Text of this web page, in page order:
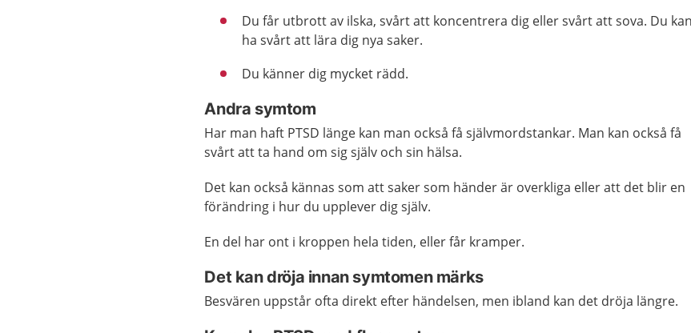
Du får utbrott av ilska, svårt att koncentrera dig eller svårt att sova. Du kan
ha svårt att lära dig nya saker.
Du känner dig mycket rädd.
Andra symtom
Har man haft PTSD länge kan man också få självmordstankar. Man kan också få
svårt att ta hand om sig själv och sin hälsa.
Det kan också kännas som att saker som händer är overkliga eller att det blir en
förändring i hur du upplever dig själv.
En del har ont i kroppen hela tiden, eller får kramper.
Det kan dröja innan symtomen märks
Besvären uppstår ofta direkt efter händelsen, men ibland kan det dröja längre.